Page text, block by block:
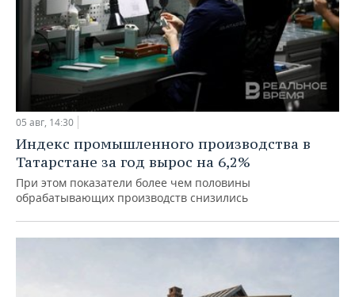
05 авг, 14:30
Индекс промышленного производства в
Татарстане за год вырос на 6,2%
При этом показатели более чем половины
обрабатывающих производств снизились